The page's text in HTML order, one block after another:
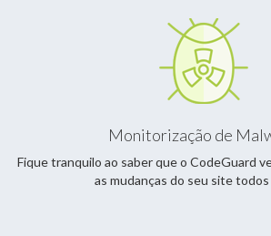
Monitorização de
Fique tranquilo ao saber que o CodeGuard
as mudanças do seu site todos